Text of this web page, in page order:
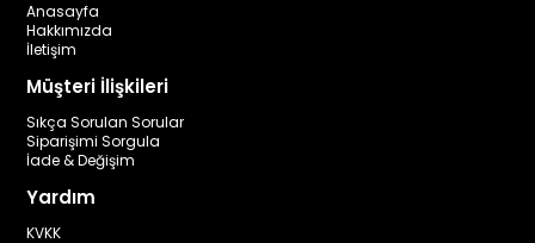
Anasayfa
Hakkımızda
İletişim
Müşteri İlişkileri
Sıkça Sorulan Sorular
Siparişimi Sorgula
İade & Değişim
Yardım
KVKK